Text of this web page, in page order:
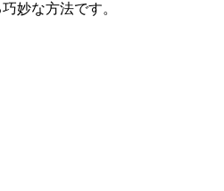
妙な方法です。